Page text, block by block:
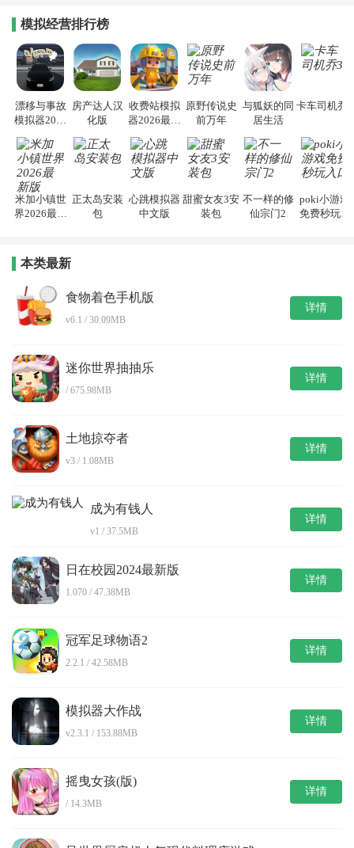
模拟经营排行榜
漂移与事故
模拟器2026
房产达人汉
化版
收费站模拟
器2026最新
原野传说史
前万年
与狐妖的同
居生活
卡车司机乔3
米加小镇世
界2026最新
正太岛安装
包
心跳模拟器
中文版
甜蜜女友3安
装包
不一样的修
仙宗门2
poki小游戏
免费秒玩入
本类最新
食物着色手机版
v6.1 / 30.09MB
详情
迷你世界抽抽乐
/ 675.98MB
详情
土地掠夺者
v3 / 1.08MB
详情
成为有钱人
v1 / 37.5MB
详情
日在校园2024最新版
1.070 / 47.38MB
详情
冠军足球物语2
2.2.1 / 42.58MB
详情
模拟器大作战
v2.3.1 / 153.88MB
详情
摇曳女孩(版)
/ 14.3MB
详情